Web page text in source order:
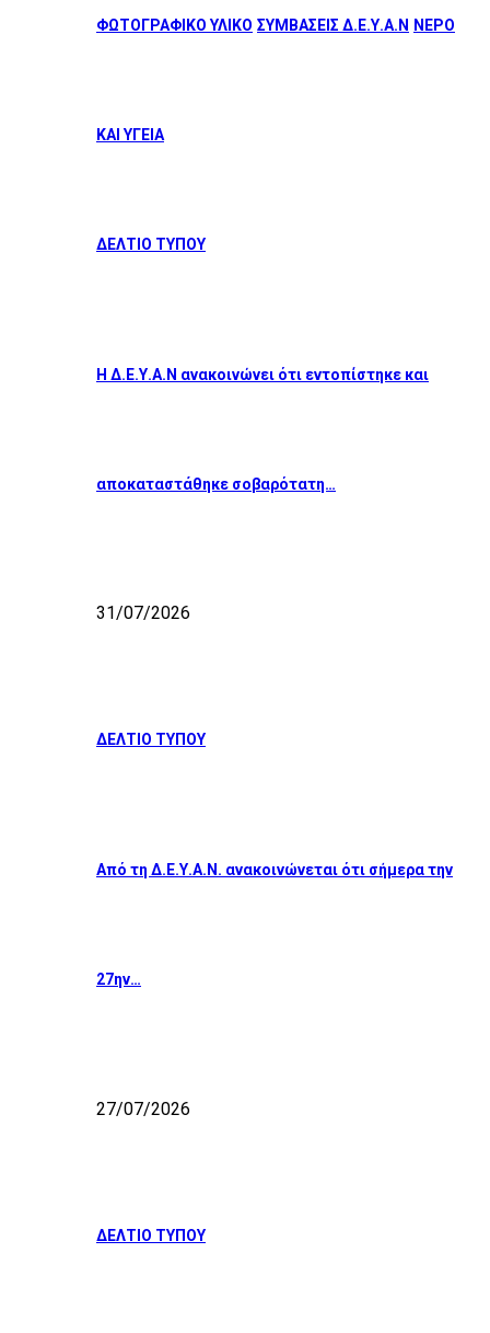
ΦΩΤΟΓΡΑΦΙΚΟ ΥΛΙΚΟ ΣΥΜΒΑΣΕΙΣ Δ.Ε.Υ.Α.Ν ΝΕΡΟ
ΚΑΙ ΥΓΕΙΑ
ΔΕΛΤΙΟ ΤΥΠΟΥ
Η Δ.Ε.Υ.Α.Ν ανακοινώνει ότι εντοπίστηκε και
αποκαταστάθηκε σοβαρότατη…
31/07/2026
ΔΕΛΤΙΟ ΤΥΠΟΥ
Από τη Δ.Ε.Υ.Α.Ν. ανακοινώνεται ότι σήμερα την
27ην…
27/07/2026
ΔΕΛΤΙΟ ΤΥΠΟΥ